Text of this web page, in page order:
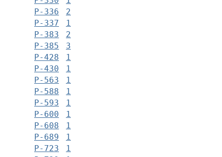
Р-336
2
Р-337
1
Р-383
2
Р-385
3
Р-428
1
Р-430
1
Р-563
1
Р-588
1
Р-593
1
Р-600
1
Р-608
1
Р-689
1
Р-723
1